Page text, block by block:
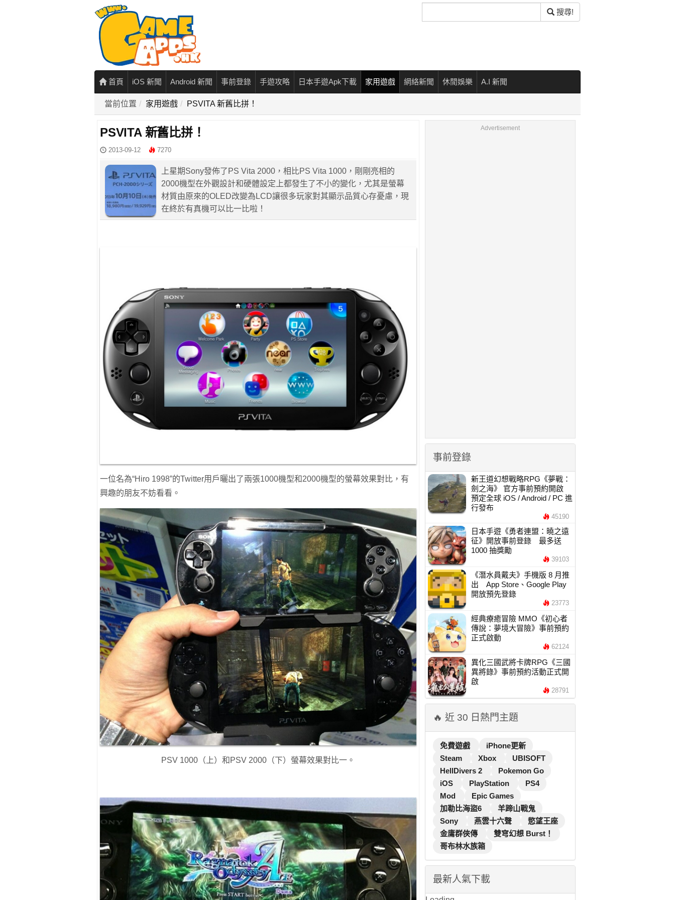
尋
搜尋!
首頁 iOS 新聞 Android 新聞 事前登錄 手遊攻略 日本手遊Apk下載 家用遊戲 網絡新聞 休閒娛樂 A.I 新聞
當前位置 家用遊戲 PSVITA 新舊比拼！
PSVITA 新舊比拼！
2013-09-12 7270
上星期Sony發佈了PS Vita 2000，相比PS Vita 1000，剛剛亮相的
2000機型在外觀設計和硬體設定上都發生了不小的變化，尤其是螢幕
材質由原來的OLED改變為LCD讓很多玩家對其顯示品質心存憂慮，現
在終於有真機可以比一比啦！
一位名為“Hiro 1998”的Twitter用戶曬出了兩張1000機型和2000機型的螢幕效果對比，有
興趣的朋友不妨看看。
PSV 1000（上）和PSV 2000（下）螢幕效果對比一。
Advertisement
事前登錄
新王道幻想戰略RPG《夢戰：
劍之海》 官方事前預約開啟
預定全球 iOS / Android / PC 進
行發布
45190
日本手遊《勇者連盟：曉之遠
征》開放事前登錄 最多送
1000 抽獎勵
39103
《潛水員戴夫》手機版 8 月推
出 App Store、Google Play
開放預先登錄
23773
經典療癒冒險 MMO《初心者
傳說：夢境大冒險》事前預約
正式啟動
62124
異化三國武將卡牌RPG《三國
異將錄》事前預約活動正式開
啟
28791
🔥 近 30 日熱門主題
免費遊戲
iPhone更新
Steam
Xbox
UBISOFT
HellDivers 2
Pokemon Go
iOS
PlayStation
PS4
Mod
Epic Games
加勒比海盜6
羊蹄山戰鬼
Sony
燕雲十六聲
慾望王座
金庸群俠傳
雙穹幻想 Burst！
哥布林水族箱
最新人氣下載